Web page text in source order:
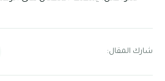
شارك المقال: